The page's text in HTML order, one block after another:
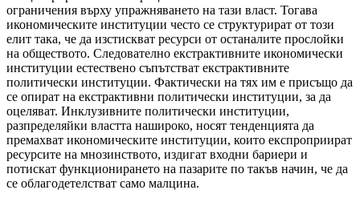
ограничения върху упражняването на тази власт. Тогава
икономическите институции често се структурират от този
елит така, че да изстискват ресурси от останалите прослойки
на обществото. Следователно екстрактивните икономически
институции естествено съпътстват екстрактивните
политически институции. Фактически на тях им е присъщо да
се опират на екстрактивни политически институции, за да
оцеляват. Инклузивните политически институции,
разпределяйки властта нашироко, носят тенденцията да
премахват икономическите институции, които експроприират
ресурсите на мнозинството, издигат входни бариери и
потискат функционирането на пазарите по такъв начин, че да
се облагодетелстват само малцина.